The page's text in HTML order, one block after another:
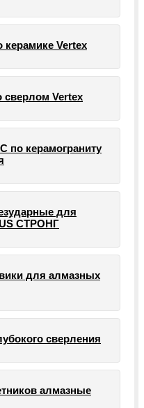
Vertex
сверлом Vertex
по керамограниту
для
СТРОНГ
для алмазных
сверления
алмазные